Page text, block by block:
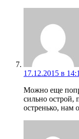
17.12.2015 в
Можно еще
сильно острой,
остренько, нам